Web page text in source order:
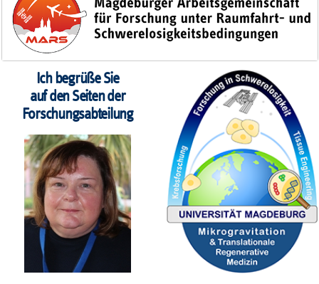
Ich begrüße Sie
auf den Seiten der
Forschungsabteilung